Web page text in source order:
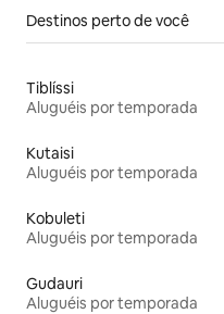
Destinos perto de você
Tiblíssi
Aluguéis por temporada
Kutaisi
Aluguéis por temporada
Kobuleti
Aluguéis por temporada
Gudauri
Aluguéis por temporada